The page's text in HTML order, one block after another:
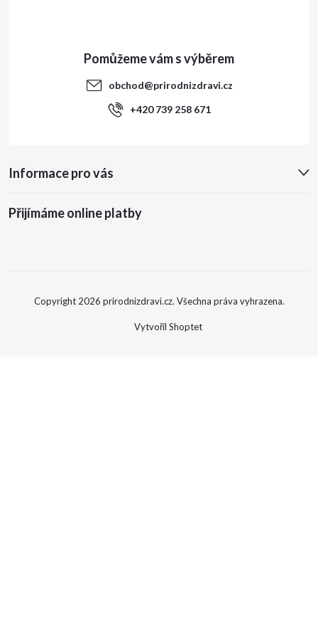
Informace pro vás
obchod@prirodnizdravi.cz
+420 739 258 671
Přijímáme online platby
Vytvořil Shoptet
Copyright 2026 prirodnizdravi.cz. Všechna práva vyhrazena.